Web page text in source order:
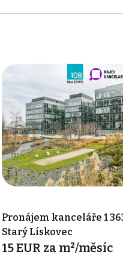
Pronájem kanceláře 1
Starý Lískovec
15 EUR za m²/měsíc